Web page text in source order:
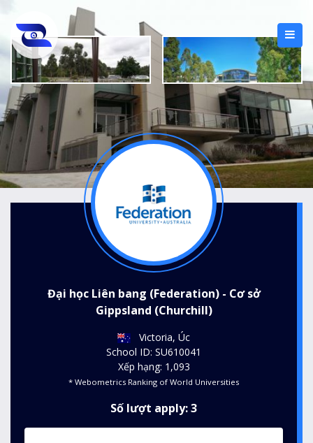
Đại học Liên bang (Federation) - Cơ sở
Gippsland (Churchill)
Victoria, Úc
School ID: SU610041
Xếp hạng: 1,093
* Webometrics Ranking of World Universities
Số lượt apply: 3